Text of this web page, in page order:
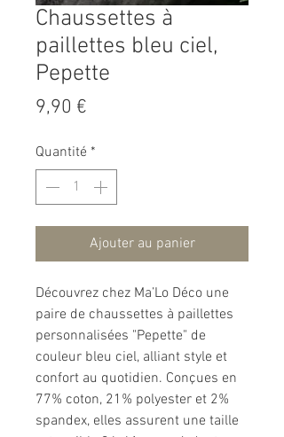
Chaussettes à
paillettes bleu ciel,
Pepette
9,90 €
Quantité *
Ajouter au panier
Découvrez chez Ma’Lo Déco une
paire de chaussettes à paillettes
personnalisées "Pepette" de
couleur bleu ciel, alliant style et
confort au quotidien. Conçues en
77% coton, 21% polyester et 2%
spandex, elles assurent une taille